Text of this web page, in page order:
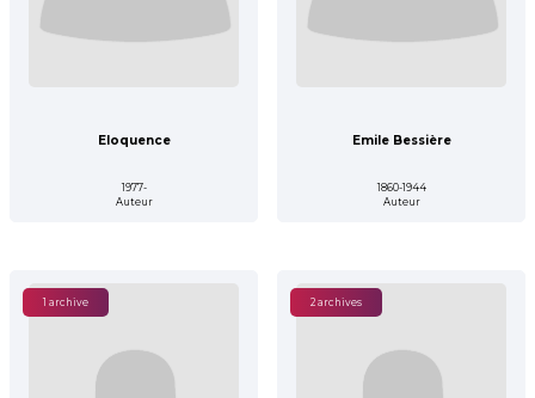
Eloquence
1977-
Auteur
Emile Bessière
1860-1944
Auteur
1 archive 2 archives